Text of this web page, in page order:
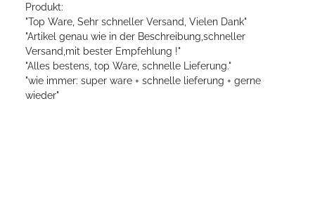
Produkt:
"Top Ware, Sehr schneller Versand, Vielen Dank"
"Artikel genau wie in der Beschreibung,schneller
Versand,mit bester Empfehlung !"
"Alles bestens, top Ware, schnelle Lieferung."
"wie immer: super ware + schnelle lieferung + gerne
wieder"